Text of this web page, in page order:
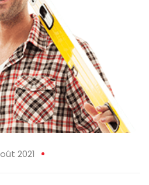
2021